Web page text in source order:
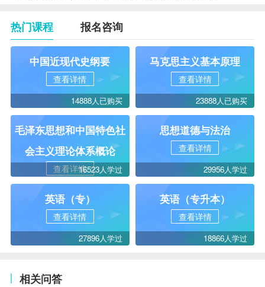
热门课程 报名咨询
中国近现代史纲要
查看详情
14888人已购买
马克思主义基本原理
查看详情
23888人已购买
毛泽东思想和中国特色社
会主义理论体系概论
查看详情16523人学过
思想道德与法治
查看详情
29956人学过
英语（专）
查看详情
27896人学过
英语（专升本）
查看详情
18866人学过
相关问答